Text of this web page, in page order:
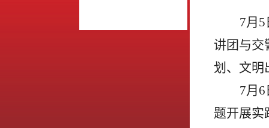
7月
讲团与交
划、文明
7月
题开展实